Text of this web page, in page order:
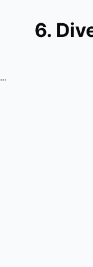
1. INSTALLATION AV ANYCAM VIDEOSURVEILLANCE-PROGRAMVARA
6.